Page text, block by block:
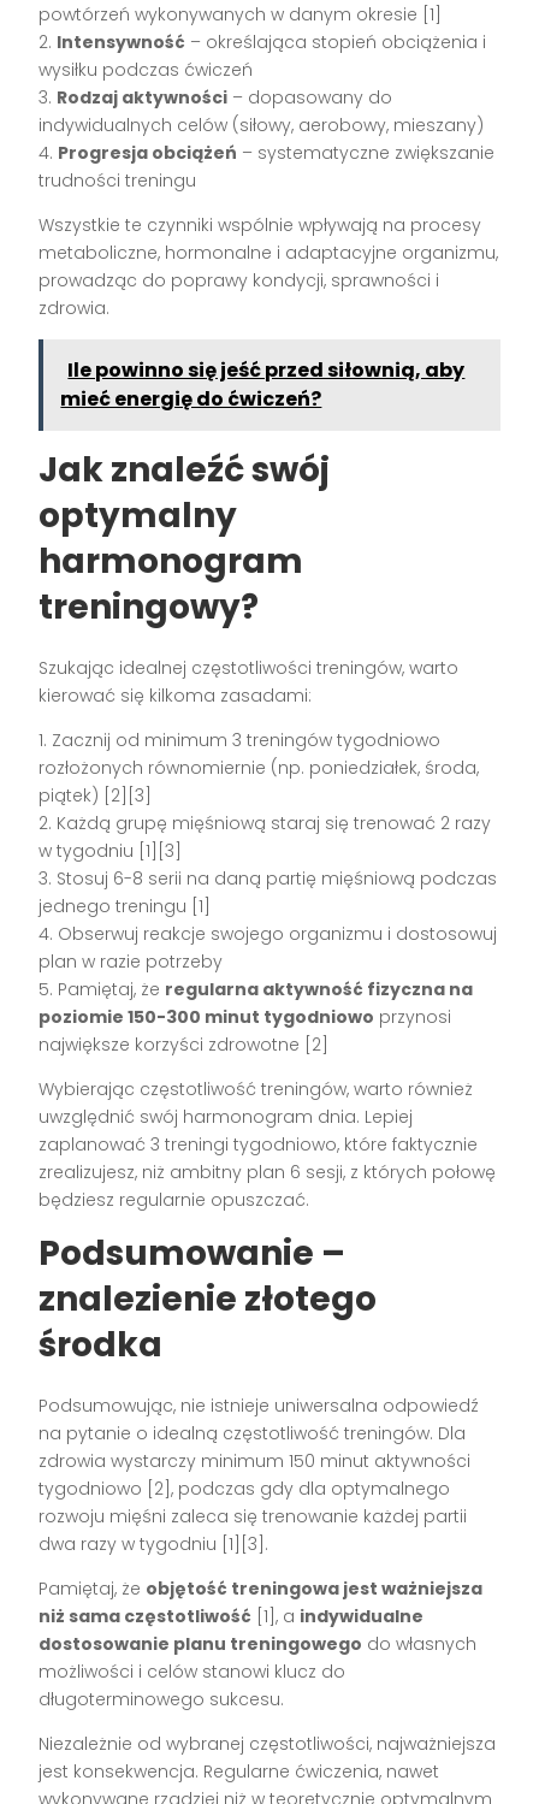
powtórzeń wykonywanych w danym okresie [1]
2. Intensywność – określająca stopień obciążenia i
wysiłku podczas ćwiczeń
3. Rodzaj aktywności – dopasowany do
indywidualnych celów (siłowy, aerobowy, mieszany)
4. Progresja obciążeń – systematyczne zwiększanie
trudności treningu
Wszystkie te czynniki wspólnie wpływają na procesy
metaboliczne, hormonalne i adaptacyjne organizmu,
prowadząc do poprawy kondycji, sprawności i
zdrowia.
Ile powinno się jeść przed siłownią, aby
mieć energię do ćwiczeń?
Jak znaleźć swój
optymalny
harmonogram
treningowy?
Szukając idealnej częstotliwości treningów, warto
kierować się kilkoma zasadami:
1. Zacznij od minimum 3 treningów tygodniowo
rozłożonych równomiernie (np. poniedziałek, środa,
piątek) [2][3]
2. Każdą grupę mięśniową staraj się trenować 2 razy
w tygodniu [1][3]
3. Stosuj 6-8 serii na daną partię mięśniową podczas
jednego treningu [1]
4. Obserwuj reakcje swojego organizmu i dostosowuj
plan w razie potrzeby
5. Pamiętaj, że regularna aktywność fizyczna na
poziomie 150-300 minut tygodniowo przynosi
największe korzyści zdrowotne [2]
Wybierając częstotliwość treningów, warto również
uwzględnić swój harmonogram dnia. Lepiej
zaplanować 3 treningi tygodniowo, które faktycznie
zrealizujesz, niż ambitny plan 6 sesji, z których połowę
będziesz regularnie opuszczać.
Podsumowanie –
znalezienie złotego
środka
Podsumowując, nie istnieje uniwersalna odpowiedź
na pytanie o idealną częstotliwość treningów. Dla
zdrowia wystarczy minimum 150 minut aktywności
tygodniowo [2], podczas gdy dla optymalnego
rozwoju mięśni zaleca się trenowanie każdej partii
dwa razy w tygodniu [1][3].
Pamiętaj, że objętość treningowa jest ważniejsza
niż sama częstotliwość [1], a indywidualne
dostosowanie planu treningowego do własnych
możliwości i celów stanowi klucz do
długoterminowego sukcesu.
Niezależnie od wybranej częstotliwości, najważniejsza
jest konsekwencja. Regularne ćwiczenia, nawet
wykonywane rzadziej niż w teoretycznie optymalnym